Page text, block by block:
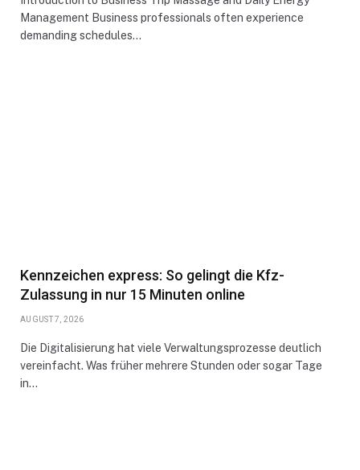
Management Business professionals often experience
demanding schedules…
Kennzeichen express: So gelingt die Kfz-
Zulassung in nur 15 Minuten online
AUGUST 7, 2026
Die Digitalisierung hat viele Verwaltungsprozesse deutlich
vereinfacht. Was früher mehrere Stunden oder sogar Tage
in…